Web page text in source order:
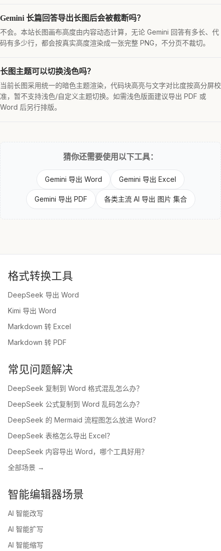
Gemini 长篇回答导出长图后会被截断吗？
不会。本站长图画布高度由内容动态计算，无论 Gemini 回答有多长、代
码有多少行，都会按真实高度渲染成一张完整 PNG，不分页不裁切。
长图主题可以切换浅色吗？
当前长图采用统一的暗色主题渲染，代码块高亮与文字对比度按高分屏校
准，暂不支持浅色/自定义主题切换。如需浅色版面建议导出 PDF 或
Word 后另行排版。
猜你还需要使用以下工具：
Gemini 导出 Word Gemini 导出 Excel
Gemini 导出 PDF 各类主流 AI 导出 图片 集合
格式转换工具
DeepSeek 导出 Word
Kimi 导出 Word
Markdown 转 Excel
Markdown 转 PDF
常见问题解决
DeepSeek 复制到 Word 格式混乱怎么办？
DeepSeek 公式复制到 Word 乱码怎么办？
DeepSeek 的 Mermaid 流程图怎么放进 Word？
DeepSeek 表格怎么导出 Excel？
DeepSeek 内容导出 Word，哪个工具好用？
全部场景 →
智能编辑器场景
AI 智能改写
AI 智能扩写
AI 智能缩写